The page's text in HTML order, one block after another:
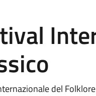
del Folklore